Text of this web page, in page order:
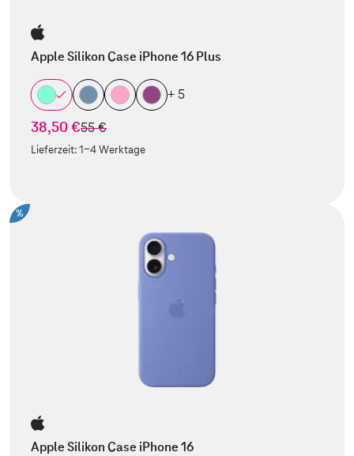
Apple Silikon Case iPhone 16 Plus
+ 5
38,50 €statt
55 €
Lieferzeit:1-4 Werktage
%
Apple Silikon Case iPhone 16